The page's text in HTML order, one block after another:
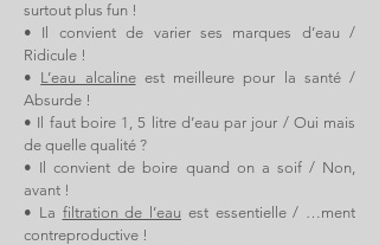
surtout plus fun !
• Il convient de varier ses marques d’eau /
Ridicule !
• L’eau alcalineest meilleure pour la santé /
Absurde !
• Il faut boire 1, 5 litre d’eau par jour / Oui mais
de quelle qualité ?
• Il convient de boire quand on a soif / Non,
avant !
• La filtration de l’eau est essentielle / …ment
contreproductive !